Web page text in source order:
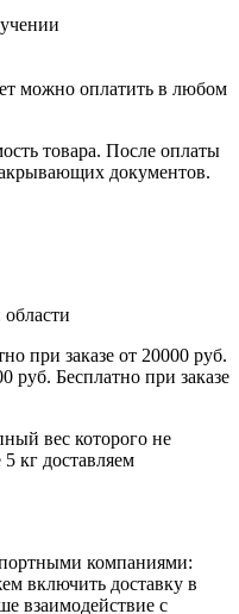
можно оплатить в любом
товара. После оплаты
документов.
при заказе от 20000 руб.
руб. Бесплатно при заказе
вес которого не
кг доставляем
компаниями:
включить доставку в
взаимодействие с